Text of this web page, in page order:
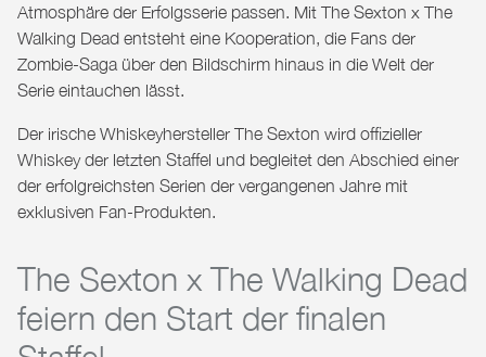
Atmosphäre der Erfolgsserie passen. Mit The Sexton x The
Walking Dead entsteht eine Kooperation, die Fans der
Zombie-Saga über den Bildschirm hinaus in die Welt der
Serie eintauchen lässt.
Der irische Whiskeyhersteller The Sexton wird offizieller
Whiskey der letzten Staffel und begleitet den Abschied einer
der erfolgreichsten Serien der vergangenen Jahre mit
exklusiven Fan-Produkten.
The Sexton x The Walking Dead
feiern den Start der finalen